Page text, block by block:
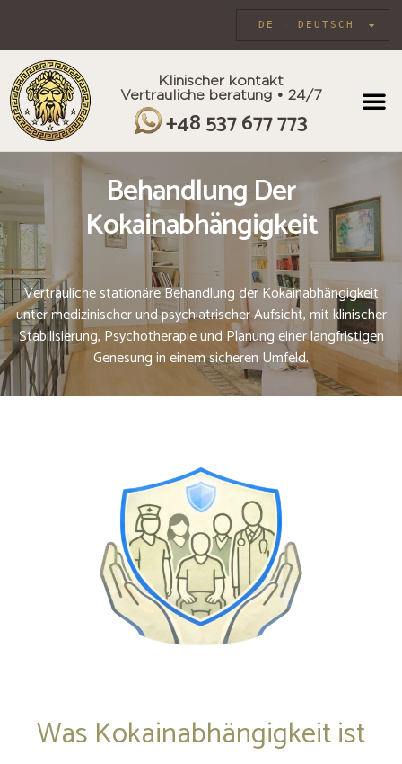
DEUTSCH
DE
Klinischer kontakt
Vertrauliche beratung • 24/7
+48 537 677 773
Behandlung Der
Kokainabhängigkeit
Vertrauliche stationäre Behandlung der Kokainabhängigkeit
unter medizinischer und psychiatrischer Aufsicht, mit klinischer
Stabilisierung, Psychotherapie und Planung einer langfristigen
Genesung in einem sicheren Umfeld.
Was Kokainabhängigkeit ist